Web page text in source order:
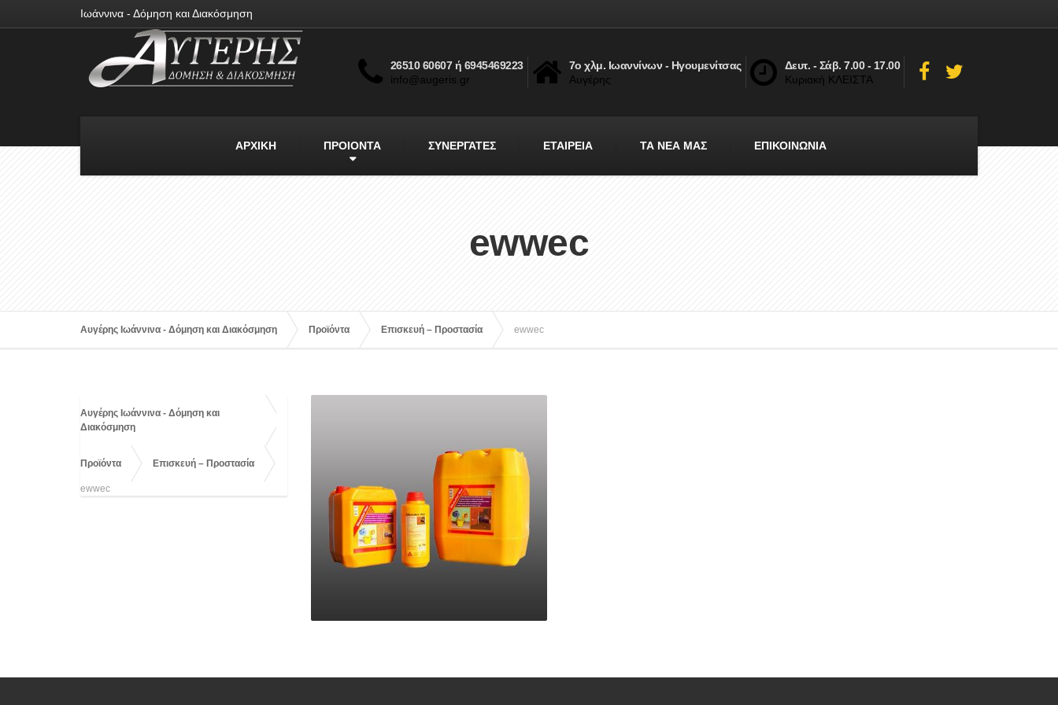
Ιωάννινα - Δόμηση και Διακόσμηση
26510 60607 ή 6945469223
info@augeris.gr
7ο χλμ. Ιωαννίνων - Ηγουμενίτσας
Αυγέρης
Δευτ. - Σάβ. 7.00 - 17.00
Κυριακή ΚΛΕΙΣΤΑ
ΑΡΧΙΚΗ ΠΡΟΙΟΝΤΑ ΣΥΝΕΡΓΑΤΕΣ ΕΤΑΙΡΕΙΑ ΤΑ ΝΕΑ ΜΑΣ ΕΠΙΚΟΙΝΩΝΙΑ
ewwec
Αυγέρης Ιωάννινα - Δόμηση και Διακόσμηση Προϊόντα Επισκευή – Προστασία ewwec
Αυγέρης Ιωάννινα - Δόμηση και
Διακόσμηση
Προϊόντα Επισκευή – Προστασία
ewwec